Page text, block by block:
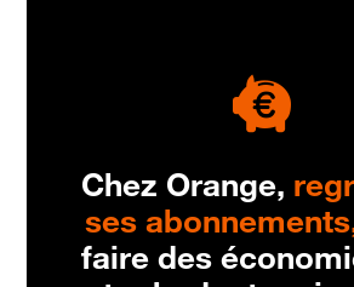
Chez Orange,
ses
faire des